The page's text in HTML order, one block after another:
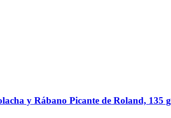
y Rábano Picante de Roland, 135 g